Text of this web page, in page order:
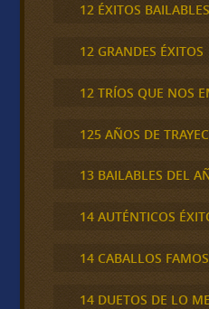
12 ÉXITOS BAILABLES
12 GRANDES ÉXITOS
12 TRÍOS QUE NOS
125 AÑOS DE
13 BAILABLES DEL
14 AUTÉNTICOS
14 CABALLOS
14 DUETOS DE LO